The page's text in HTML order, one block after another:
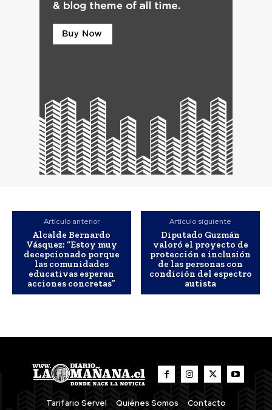
Artículo anterior
Alcalde Bernardo
Vásquez: “Estoy muy
decepcionado porque
las comunidades
educativas esperan
acciones concretas”
Artículo siguiente
Diputado Guzmán
valoró el proyecto de
protección e inclusión
de las personas con
condición del espectro
autista
Tarifario Servel Quiénes Somos Contacto